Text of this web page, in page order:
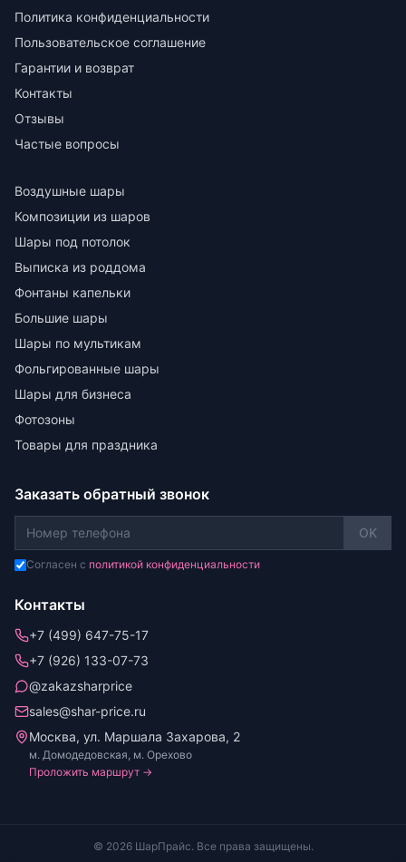
Политика конфиденциальности
Пользовательское соглашение
Гарантии и возврат
Контакты
Отзывы
Частые вопросы
Воздушные шары
Композиции из шаров
Шары под потолок
Выписка из роддома
Фонтаны капельки
Большие шары
Шары по мультикам
Фольгированные шары
Шары для бизнеса
Фотозоны
Товары для праздника
Заказать обратный звонок
OK
Согласен с политикой конфиденциальности
Контакты
+7 (499) 647-75-17
+7 (926) 133-07-73
@zakazsharprice
sales@shar-price.ru
Москва, ул. Маршала Захарова, 2
м. Домодедовская, м. Орехово
Проложить маршрут →
© 2026 ШарПрайс. Все права защищены.